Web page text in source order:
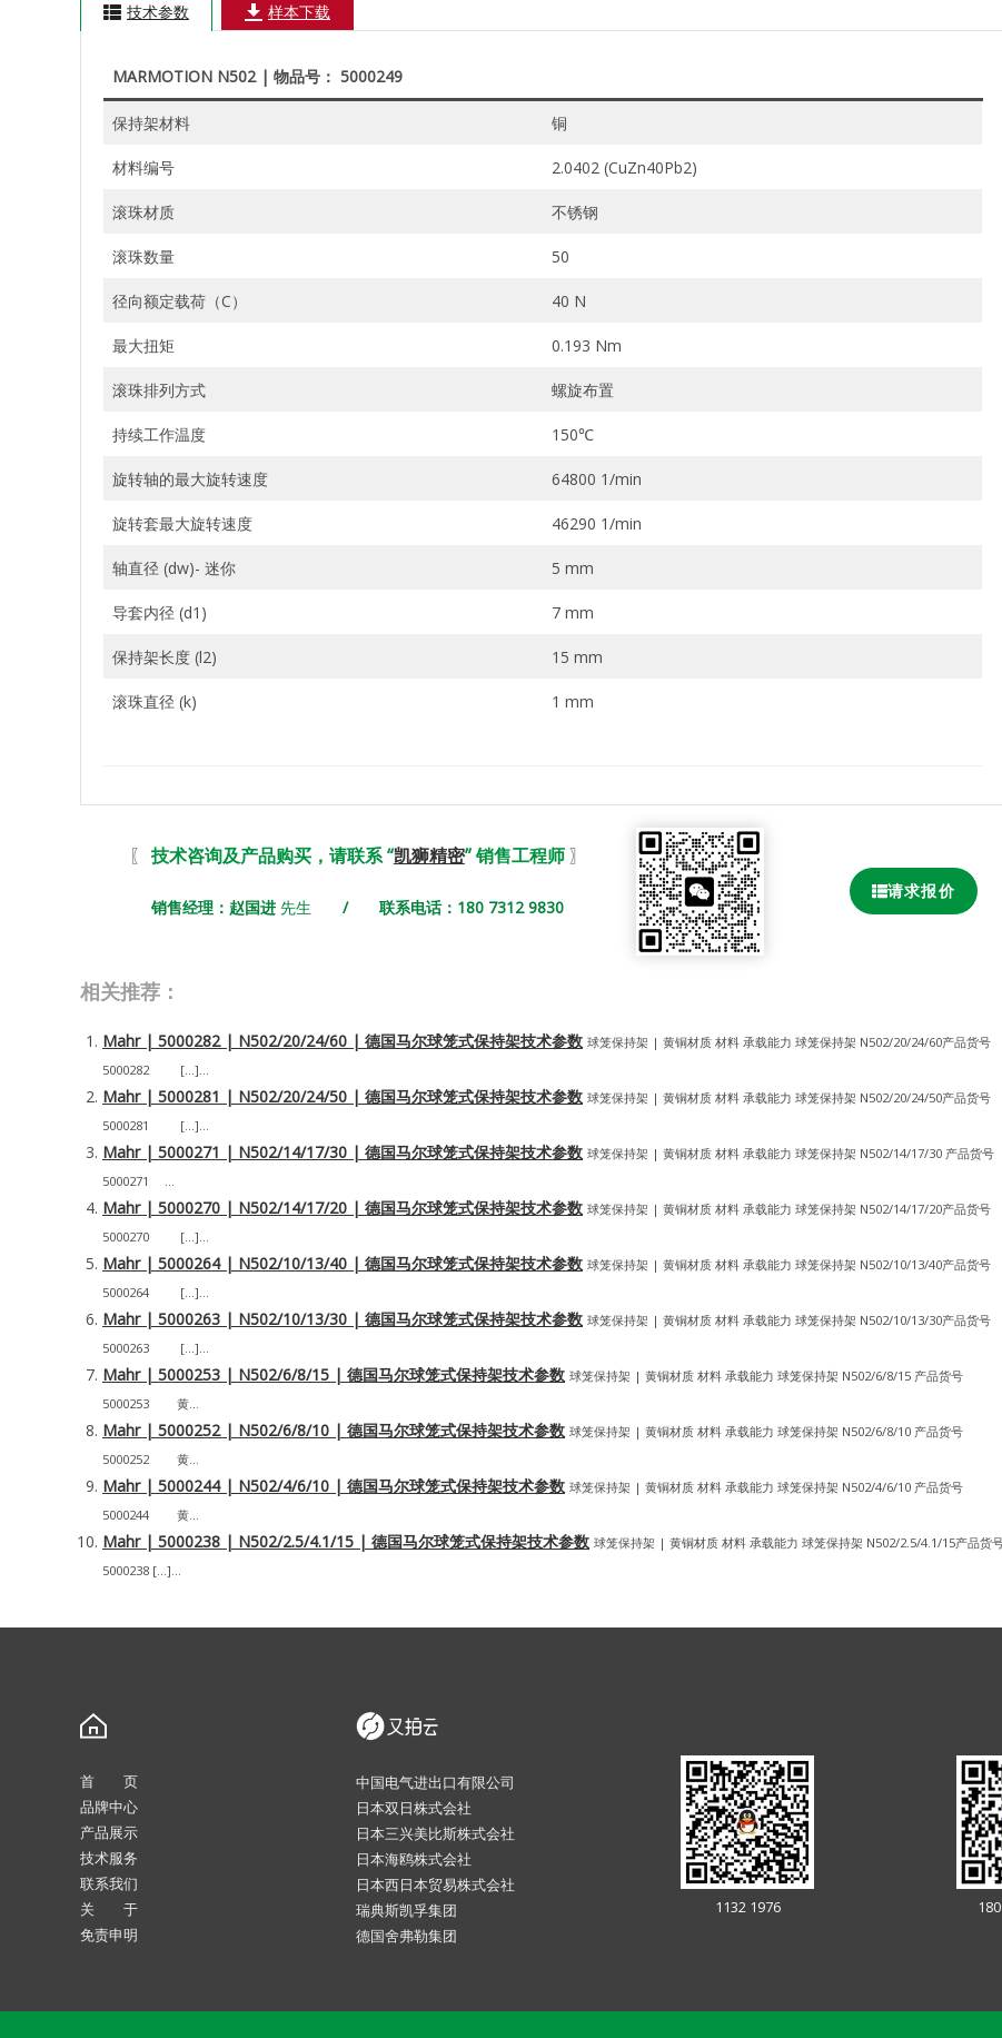
技术参数 样本下载
MARMOTION N502 | 物品号： 5000249
保持架材料 铜
材料编号 2.0402 (CuZn40Pb2)
滚珠材质 不锈钢
滚珠数量 50
径向额定载荷（C） 40 N
最大扭矩 0.193 Nm
滚珠排列方式 螺旋布置
持续工作温度 150℃
旋转轴的最大旋转速度 64800 1/min
旋转套最大旋转速度 46290 1/min
轴直径 (dw)- 迷你 5 mm
导套内径 (d1) 7 mm
保持架长度 (l2) 15 mm
滚珠直径 (k) 1 mm
〖 技术咨询及产品购买，请联系 “凯狮精密” 销售工程师〗
销售经理：赵国进先生 / 联系电话：180 7312 9830
请求报价
相关推荐：
Mahr | 5000282 | N502/20/24/60 | 德国马尔球笼式保持架技术参数 球笼保持架 | 黄铜材质 材料 承载能力 球笼保持架 N502/20/24/60产品货号
5000282 […]...
Mahr | 5000281 | N502/20/24/50 | 德国马尔球笼式保持架技术参数 球笼保持架 | 黄铜材质 材料 承载能力 球笼保持架 N502/20/24/50产品货号
5000281 […]...
Mahr | 5000271 | N502/14/17/30 | 德国马尔球笼式保持架技术参数 球笼保持架 | 黄铜材质 材料 承载能力 球笼保持架 N502/14/17/30 产品货号
5000271 ...
Mahr | 5000270 | N502/14/17/20 | 德国马尔球笼式保持架技术参数 球笼保持架 | 黄铜材质 材料 承载能力 球笼保持架 N502/14/17/20产品货号
5000270 […]...
Mahr | 5000264 | N502/10/13/40 | 德国马尔球笼式保持架技术参数 球笼保持架 | 黄铜材质 材料 承载能力 球笼保持架 N502/10/13/40产品货号
5000264 […]...
Mahr | 5000263 | N502/10/13/30 | 德国马尔球笼式保持架技术参数 球笼保持架 | 黄铜材质 材料 承载能力 球笼保持架 N502/10/13/30产品货号
5000263 […]...
Mahr | 5000253 | N502/6/8/15 | 德国马尔球笼式保持架技术参数 球笼保持架 | 黄铜材质 材料 承载能力 球笼保持架 N502/6/8/15 产品货号
5000253 黄...
Mahr | 5000252 | N502/6/8/10 | 德国马尔球笼式保持架技术参数 球笼保持架 | 黄铜材质 材料 承载能力 球笼保持架 N502/6/8/10 产品货号
5000252 黄...
Mahr | 5000244 | N502/4/6/10 | 德国马尔球笼式保持架技术参数 球笼保持架 | 黄铜材质 材料 承载能力 球笼保持架 N502/4/6/10 产品货号
5000244 黄...
Mahr | 5000238 | N502/2.5/4.1/15 | 德国马尔球笼式保持架技术参数 球笼保持架 | 黄铜材质 材料 承载能力 球笼保持架 N502/2.5/4.1/15产品货
5000238 […]...
首 页
品牌中心
产品展示
技术服务
联系我们
关 于
免责申明
中国电气进出口有限公司
日本双日株式会社
日本三兴美比斯株式会社
日本海鸥株式会社
日本西日本贸易株式会社
瑞典斯凯孚集团
德国舍弗勒集团
1132 1976